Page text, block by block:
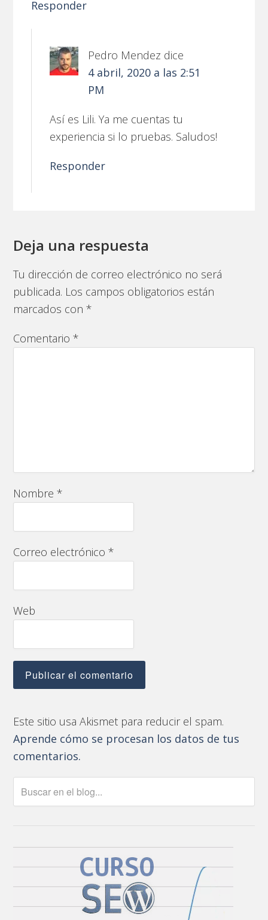
Responder
Pedro Mendez dice
4 abril, 2020 a las 2:51
PM
Así es Lili. Ya me cuentas tu
experiencia si lo pruebas. Saludos!
Responder
Deja una respuesta
Tu dirección de correo electrónico no será
publicada. Los campos obligatorios están
marcados con*
Comentario*
Nombre*
Correo electrónico*
Web
Este sitio usa Akismet para reducir el spam.
Aprende cómo se procesan los datos de tus
comentarios.